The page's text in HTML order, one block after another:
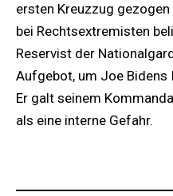
ersten Kreuzzug
bei Rechtsextremisten
Reservist der
Aufgebot, um Joe Bidens
Er galt seinem
als eine interne Gefahr.